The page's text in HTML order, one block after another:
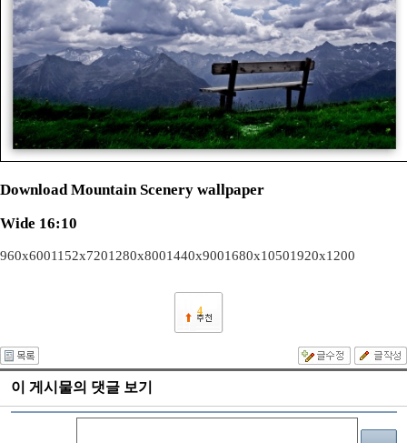
Download Mountain Scenery wallpaper
Wide 16:10
960x6001152x7201280x8001440x9001680x10501920x1200
4
이 게시물의 댓글 보기